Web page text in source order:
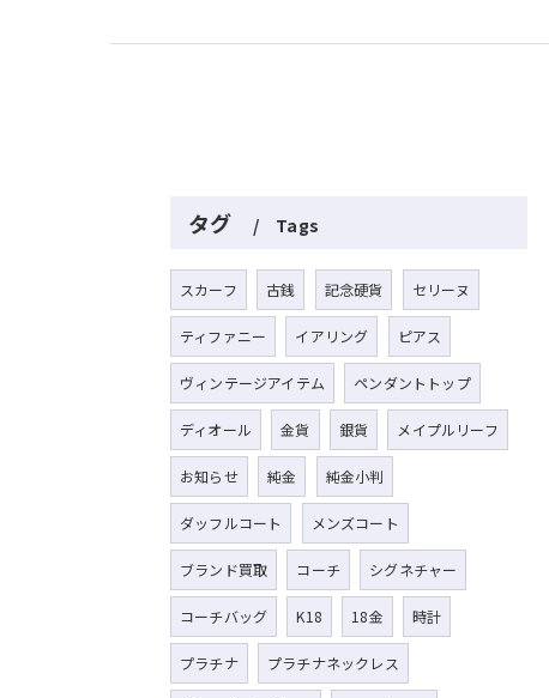
タグ Tags
スカーフ 古銭 記念硬貨 セリーヌ
ティファニー イアリング ピアス
ヴィンテージアイテム ペンダントトップ
ディオール 金貨 銀貨 メイプルリーフ
お知らせ 純金 純金小判
ダッフルコート メンズコート
ブランド買取 コーチ シグネチャー
コーチバッグ K18 18金 時計
プラチナ プラチナネックレス